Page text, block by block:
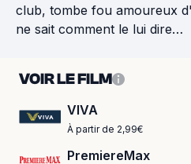
club, tombe fou amoureux
ne sait comment le lui dire…
VOIR LE FILM
VIVA
À partir de 2,99€
PremiereMax